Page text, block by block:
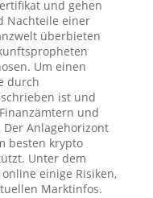
und gehen
Nachteile einer
überbieten
Um einen
durch
ist und
und
Anlagehorizont
besten krypto
Unter dem
einige Risiken,
Marktinfos.